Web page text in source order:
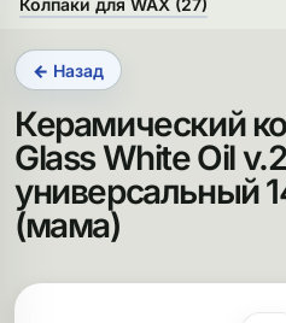
Бонги
бонги
с перколятором
бонги
Колпаки для WAX (27)
← Назад
Керамический
Glass White Oil
универсальный
(мама)